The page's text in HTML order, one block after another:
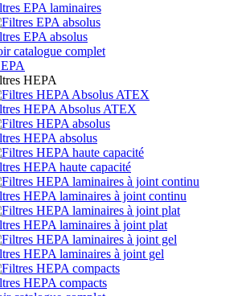
EPA laminaires
EPA absolus
catalogue complet
HEPA
HEPA Absolus ATEX
HEPA absolus
HEPA haute capacité
HEPA laminaires à joint continu
HEPA laminaires à joint plat
HEPA laminaires à joint gel
HEPA compacts